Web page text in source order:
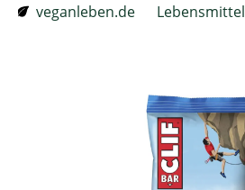
veganleben.de
Lebensmittel
Bildergalerie überspringen